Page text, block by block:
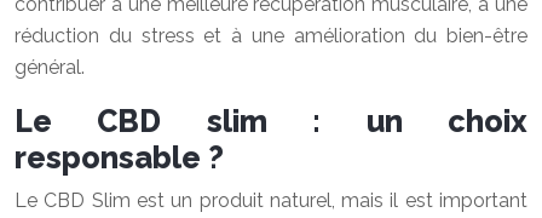
réduction du stress et à une amélioration du bien-être
général.
Le CBD slim : un choix
responsable ?
Le CBD Slim est un produit naturel, mais il est important